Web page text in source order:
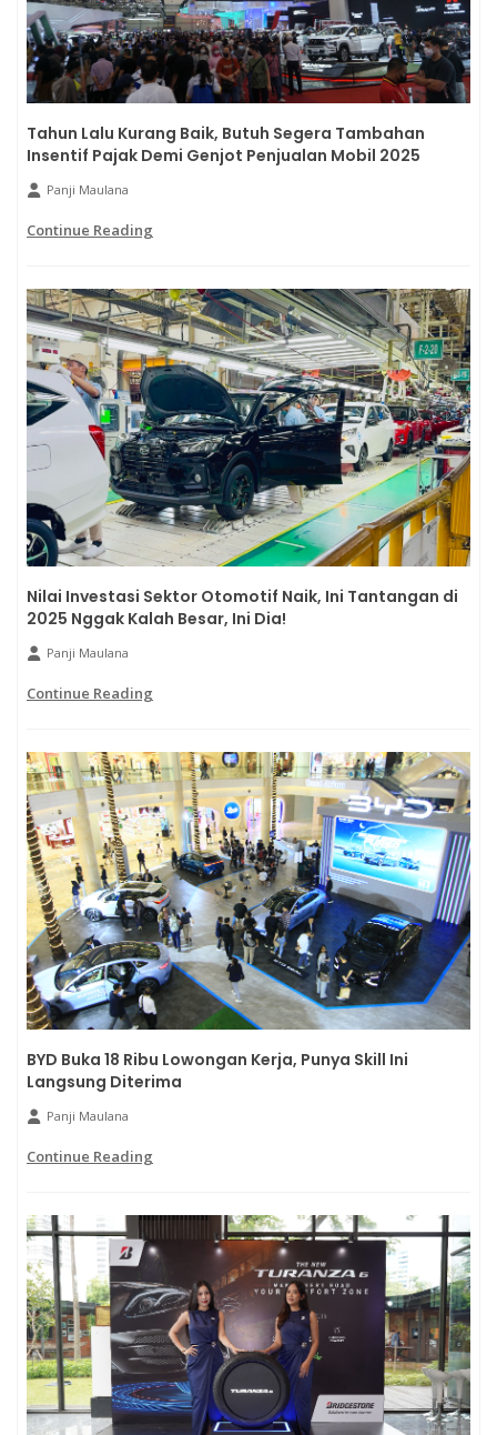
Tahun Lalu Kurang Baik, Butuh Segera Tambahan
Insentif Pajak Demi Genjot Penjualan Mobil 2025
Panji Maulana
Continue Reading
Nilai Investasi Sektor Otomotif Naik, Ini Tantangan di
2025 Nggak Kalah Besar, Ini Dia!
Panji Maulana
Continue Reading
BYD Buka 18 Ribu Lowongan Kerja, Punya Skill Ini
Langsung Diterima
Panji Maulana
Continue Reading